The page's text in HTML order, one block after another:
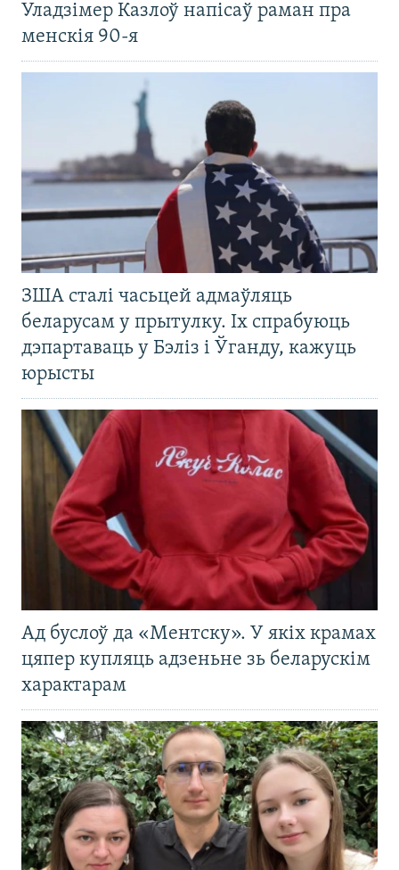
Уладзімер Казлоў напісаў раман пра
менскія 90-я
ЗША сталі часьцей адмаўляць
беларусам у прытулку. Іх спрабуюць
дэпартаваць у Бэліз і Ўганду, кажуць
юрысты
Ад буслоў да «Ментску». У якіх крамах
цяпер купляць адзеньне зь беларускім
характарам